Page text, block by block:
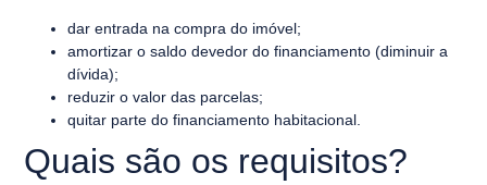
dar entrada na compra do imóvel;
amortizar o saldo devedor do financiamento (diminuir a
dívida);
reduzir o valor das parcelas;
quitar parte do financiamento habitacional.
Quais são os requisitos?